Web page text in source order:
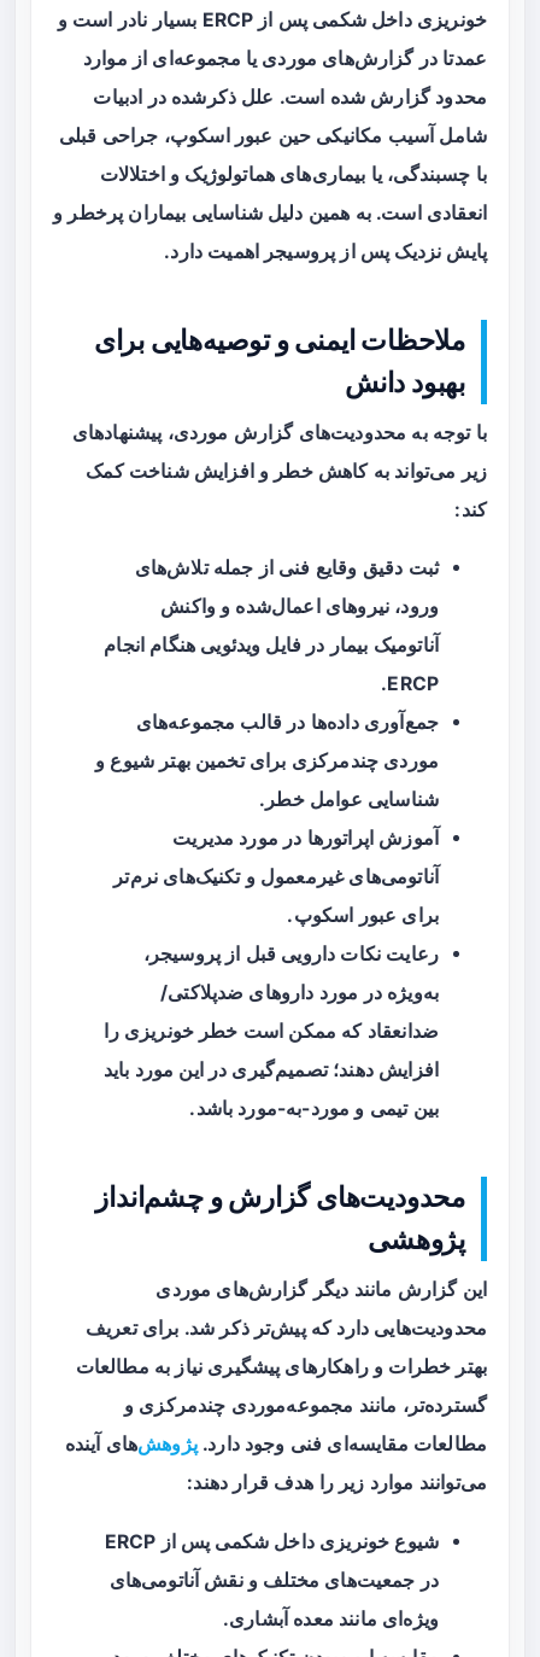
خونریزی داخل شکمی پس از ERCP بسیار نادر است و
عمدتا در گزارش‌های موردی یا مجموعه‌ای از موارد
محدود گزارش شده است. علل ذکرشده در ادبیات
شامل آسیب مکانیکی حین عبور اسکوپ، جراحی قبلی
با چسبندگی، یا بیماری‌های هماتولوژیک و اختلالات
انعقادی است. به همین دلیل شناسایی بیماران پرخطر و
پایش نزدیک پس از پروسیجر اهمیت دارد.
ملاحظات ایمنی و توصیه‌هایی برای
بهبود دانش
با توجه به محدودیت‌های گزارش موردی، پیشنهادهای
زیر می‌تواند به کاهش خطر و افزایش شناخت کمک
کند:
ثبت دقیق وقایع فنی از جمله تلاش‌های
ورود، نیروهای اعمال‌شده و واکنش
آناتومیک بیمار در فایل ویدئویی هنگام انجام
ERCP.
جمع‌آوری داده‌ها در قالب مجموعه‌های
موردی چندمرکزی برای تخمین بهتر شیوع و
شناسایی عوامل خطر.
آموزش اپراتورها در مورد مدیریت
آناتومی‌های غیرمعمول و تکنیک‌های نرم‌تر
برای عبور اسکوپ.
رعایت نکات دارویی قبل از پروسیجر،
به‌ویژه در مورد داروهای ضدپلاکتی/
ضدانعقاد که ممکن است خطر خونریزی را
افزایش دهند؛ تصمیم‌گیری در این مورد باید
بین تیمی و مورد-به-مورد باشد.
محدودیت‌های گزارش و چشم‌انداز
پژوهشی
این گزارش مانند دیگر گزارش‌های موردی
محدودیت‌هایی دارد که پیش‌تر ذکر شد. برای تعریف
بهتر خطرات و راهکارهای پیشگیری نیاز به مطالعات
گسترده‌تر، مانند مجموعه‌موردی چندمرکزی و
مطالعات مقایسه‌ای فنی وجود دارد.پژوهش‌های آینده
می‌توانند موارد زیر را هدف قرار دهند:
شیوع خونریزی داخل شکمی پس از ERCP
در جمعیت‌های مختلف و نقش آناتومی‌های
ویژه‌ای مانند معده آبشاری.